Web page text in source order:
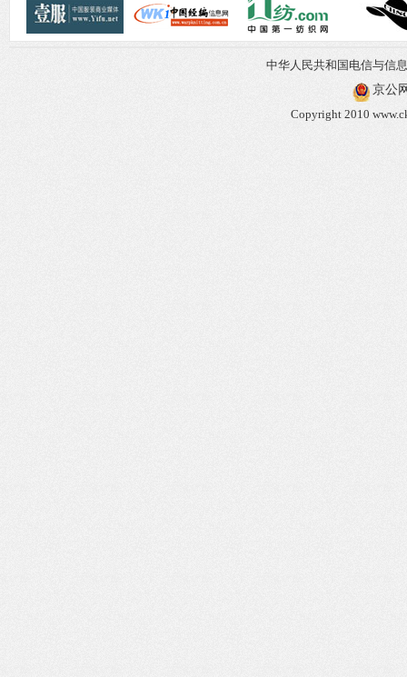
中华人民共和国电信与信
京公
Copyright 2010